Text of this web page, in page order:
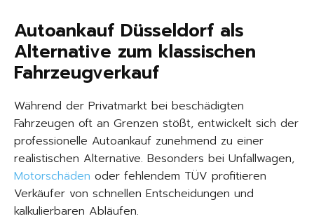
Autoankauf Düsseldorf als
Alternative zum klassischen
Fahrzeugverkauf
Während der Privatmarkt bei beschädigten
Fahrzeugen oft an Grenzen stößt, entwickelt sich der
professionelle Autoankauf zunehmend zu einer
realistischen Alternative. Besonders bei Unfallwagen,
Motorschäden oder fehlendem TÜV profitieren
Verkäufer von schnellen Entscheidungen und
kalkulierbaren Abläufen.